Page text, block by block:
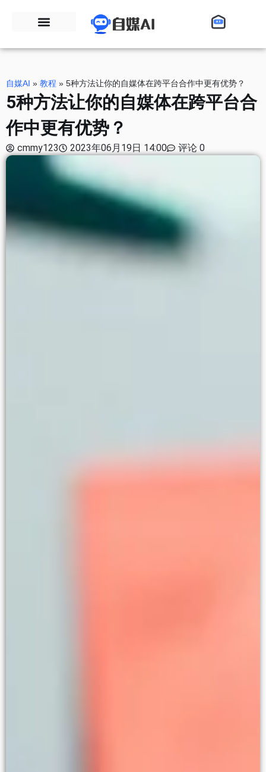
自媒AI » 教程 » 5种方法让你的自媒体在跨平台合作中更有优势？
5种方法让你的自媒体在跨平台合
作中更有优势？
cmmy123 2023年06月19日 14:00 评论 0